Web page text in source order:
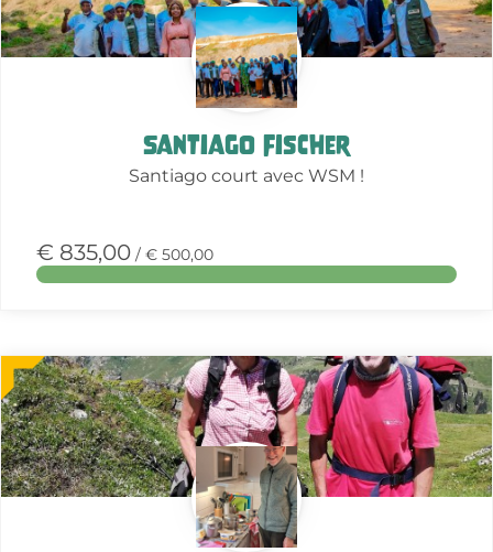
Santiago Fischer
Santiago court avec WSM !
€ 835,00 / € 500,00
Meer
over
deze
actie